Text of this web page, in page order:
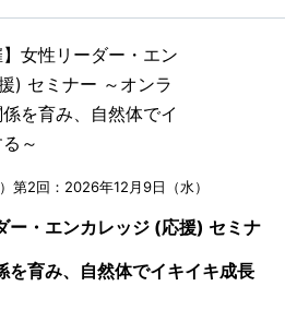
第2回：2026年12月9日（水）
ー・エンカレッジ (応援) セミナ
を育み、自然体でイキイキ成長